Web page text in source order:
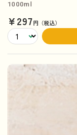
1000ml
¥297円（税込）